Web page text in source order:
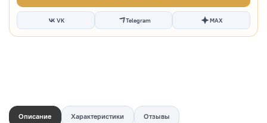
VK Telegram MAX
Описание Характеристики Отзывы